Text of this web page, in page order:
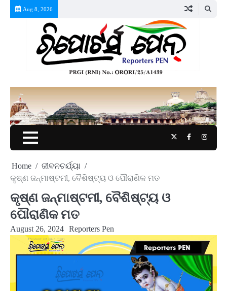
Aug 8, 2026
TwitterFacebook
Home
ଜୀବନଚର୍ଯ୍ୟା
କୃଷ୍ଣ ଜନ୍ମାଷ୍ଟମୀ, ବୈଶିଷ୍ଟ୍ୟ ଓ ପୌରାଣିକ ମତ
କୃଷ୍ଣ ଜନ୍ମାଷ୍ଟମୀ, ବୈଶିଷ୍ଟ୍ୟ ଓ
ପୌରାଣିକ ମତ
August 26, 2024 Reporters Pen